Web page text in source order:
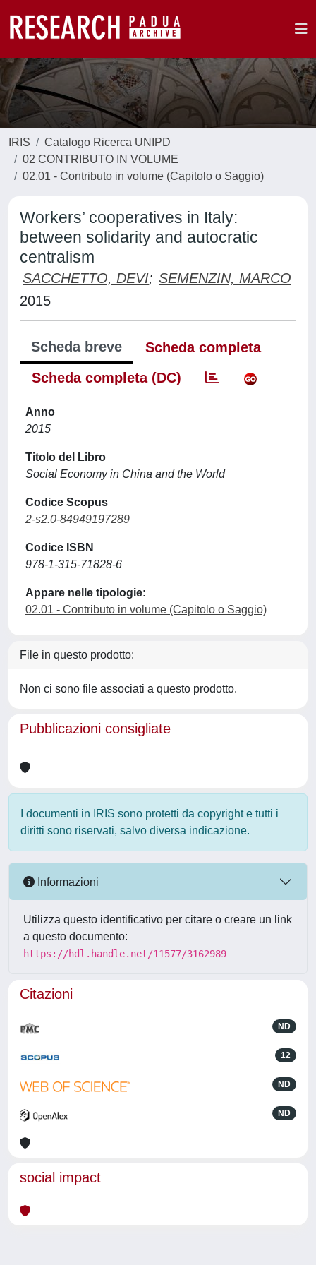
IRIS
Catalogo Ricerca UNIPD
02 CONTRIBUTO IN VOLUME
02.01 - Contributo in volume (Capitolo o Saggio)
Workers’ cooperatives in Italy:
between solidarity and autocratic
centralism
SACCHETTO, DEVI; SEMENZIN, MARCO
2015
Scheda breve
Scheda completa
Scheda completa (DC)
Anno
2015
Titolo del Libro
Social Economy in China and the World
Codice Scopus
2-s2.0-84949197289
Codice ISBN
978-1-315-71828-6
Appare nelle tipologie:
02.01 - Contributo in volume (Capitolo o Saggio)
File in questo prodotto:
Non ci sono file associati a questo prodotto.
Pubblicazioni consigliate
I documenti in IRIS sono protetti da copyright e tutti i
diritti sono riservati, salvo diversa indicazione.
Informazioni
Utilizza questo identificativo per citare o creare un link
a questo documento:
https://hdl.handle.net/11577/3162989
Citazioni
ND
12
ND
ND
social impact